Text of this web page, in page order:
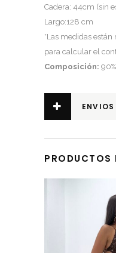
Cadera: 44cm (sin
Largo:128 cm
*Las medidas están
para calcular el
Composición:
ENVIOS
PRODUCTOS